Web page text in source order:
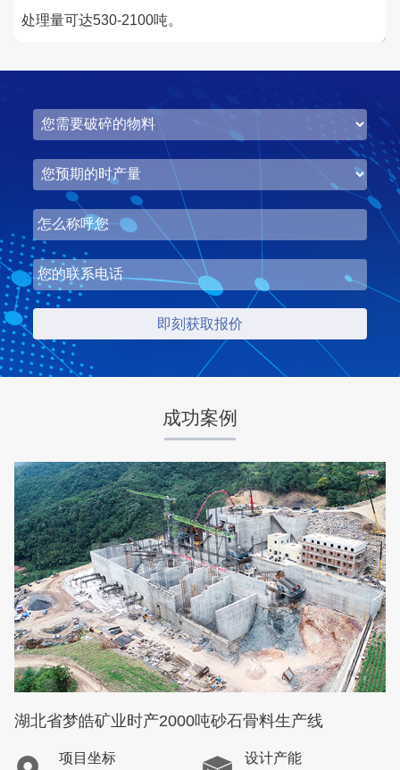
处理量可达530-2100吨。
成功案例
湖北省中昇东浩荆门建材时产500-600吨机制砂项目
项目坐标
湖北省荆门市
设计产能
时产500-600吨
项目业主
中昇东浩荆门建材
生产原料
石灰石
咨询该项目执行经理
湖北省梦皓矿业时产2000吨砂石骨料生产线
项目坐标 设计产能